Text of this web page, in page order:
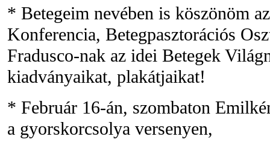
* Betegeim nevében is köszönöm
Konferencia, Betegpasztorációs
Fradusco-nak az idei Betegek
kiadványaikat, plakátjaikat!
* Február 16-án, szombaton
a gyorskorcsolya versenyen,